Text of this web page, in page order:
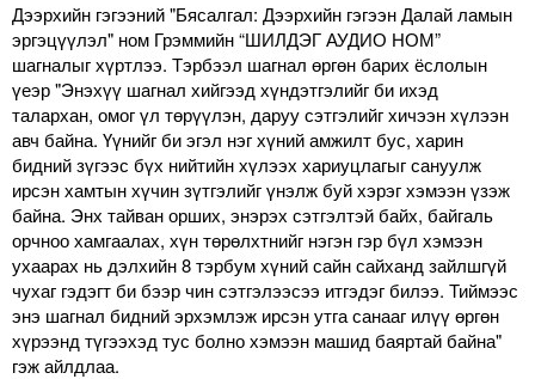
Дээрхийн гэгээний "Бясалгал: Дээрхийн гэгээн Далай ламын
эргэцүүлэл" ном Грэммийн “ШИЛДЭГ АУДИО НОМ”
шагналыг хүртлээ. Тэрбээл шагнал өргөн барих ёслолын
үеэр "Энэхүү шагнал хийгээд хүндэтгэлийг би ихэд
талархан, омог үл төрүүлэн, даруу сэтгэлийг хичээн хүлээн
авч байна. Үүнийг би эгэл нэг хүний амжилт бус, харин
бидний зүгээс бүх нийтийн хүлээх хариуцлагыг сануулж
ирсэн хамтын хүчин зүтгэлийг үнэлж буй хэрэг хэмээн үзэж
байна. Энх тайван орших, энэрэх сэтгэлтэй байх, байгаль
орчноо хамгаалах, хүн төрөлхтнийг нэгэн гэр бүл хэмээн
ухаарах нь дэлхийн 8 тэрбум хүний сайн сайханд зайлшгүй
чухаг гэдэгт би бээр чин сэтгэлээсээ итгэдэг билээ. Тиймээс
энэ шагнал бидний эрхэмлэж ирсэн утга санааг илүү өргөн
хүрээнд түгээхэд тус болно хэмээн машид баяртай байна"
гэж айлдлаа.